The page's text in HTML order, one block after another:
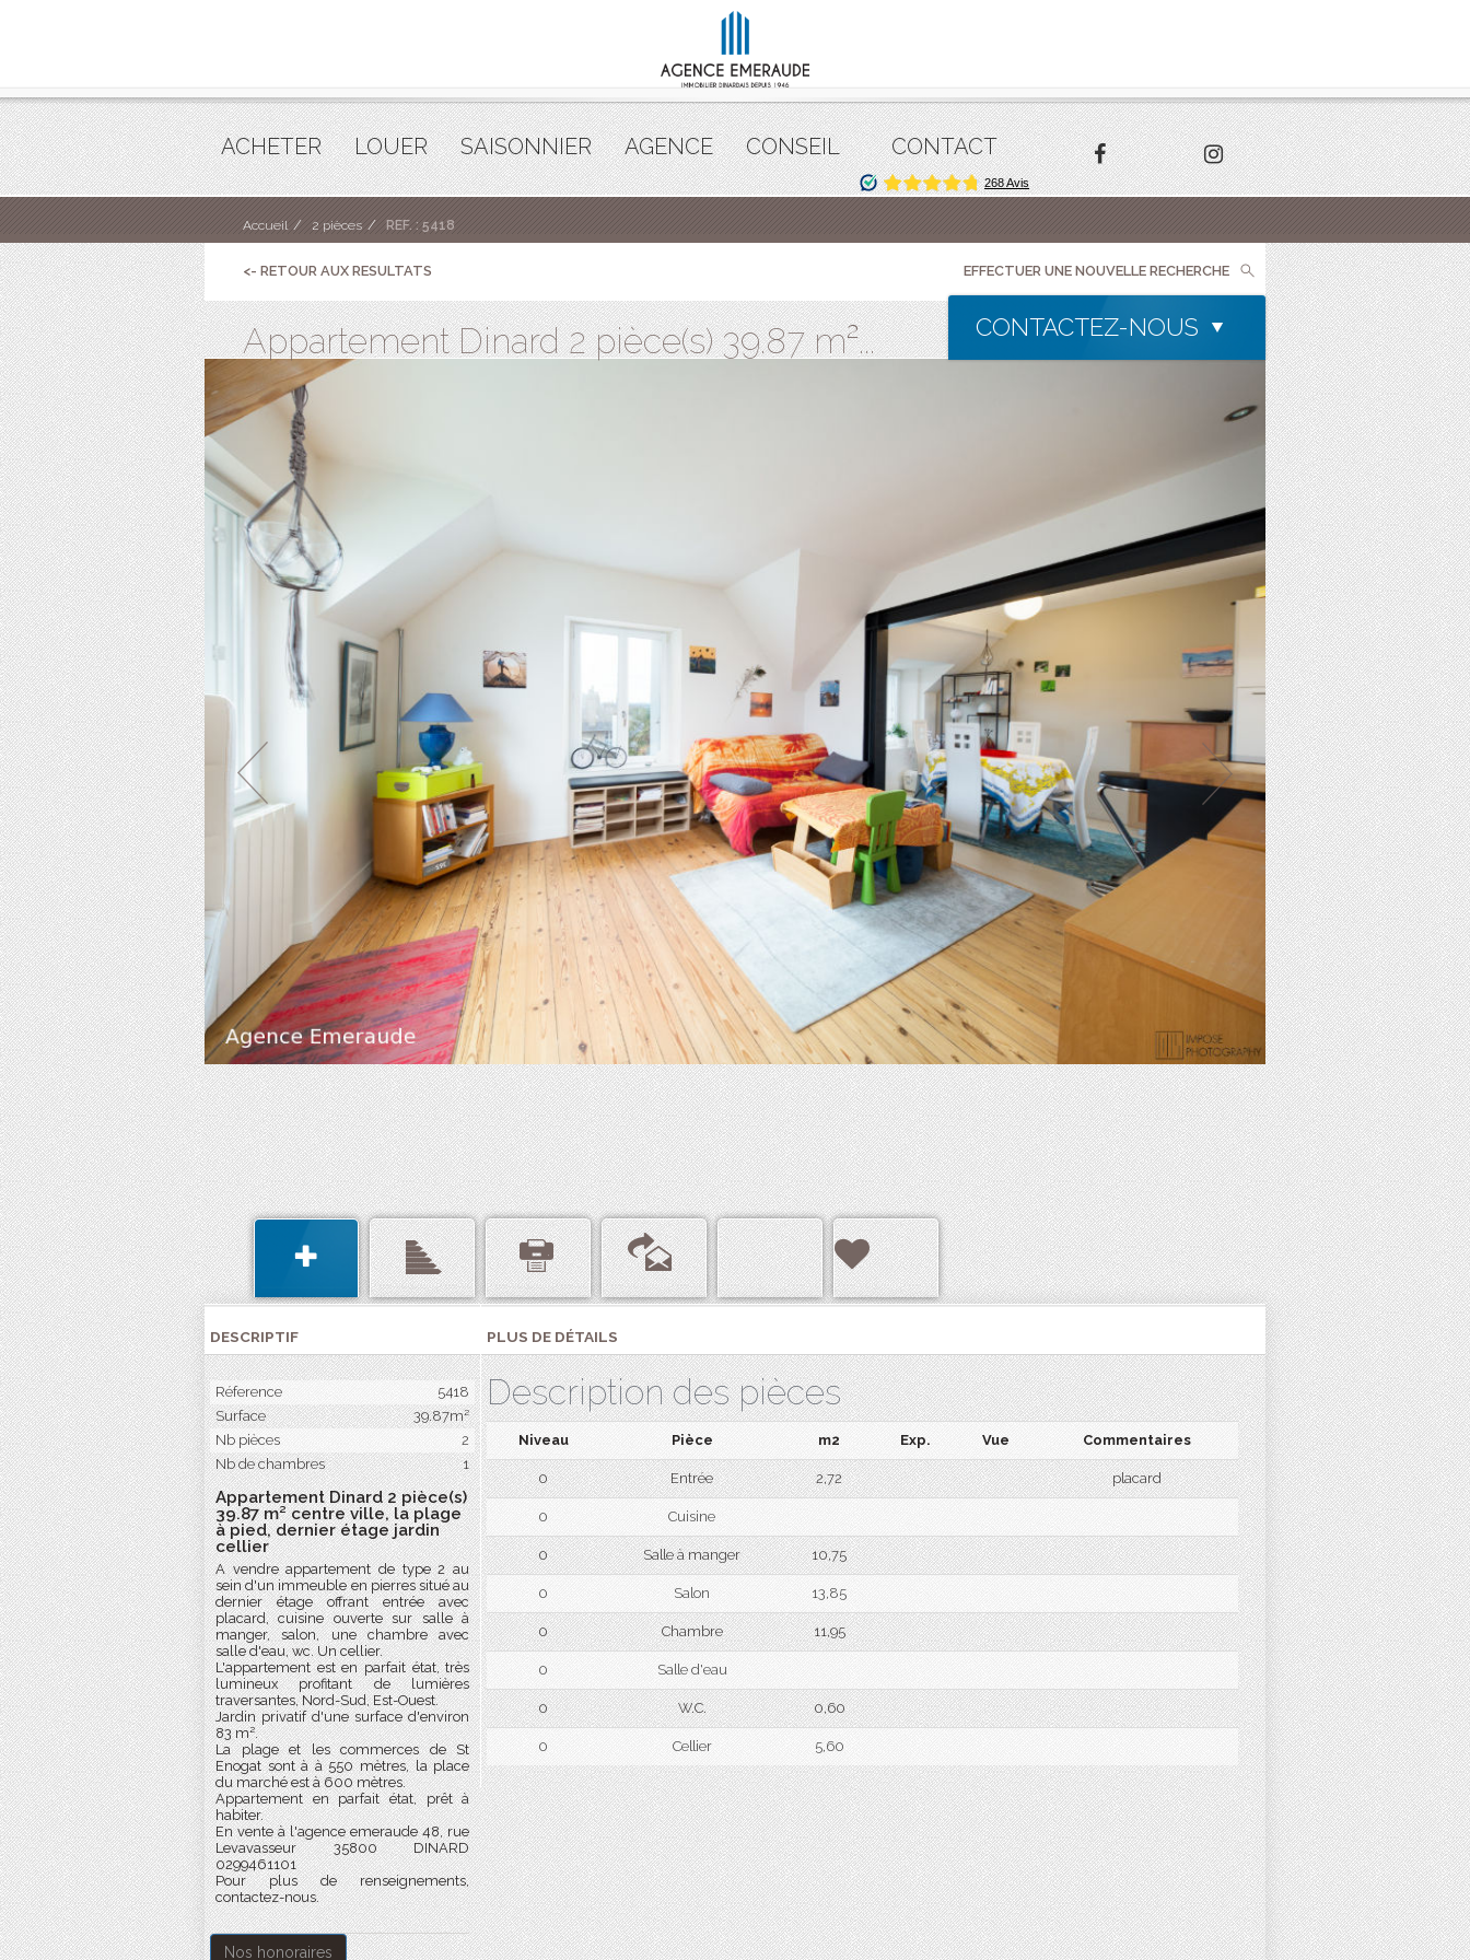
ACHETER LOUER SAISONNIER AGENCE CONSEIL CONTACT
Accueil 2 pièces REF. : 5418
<- RETOUR AUX RESULTATS EFFECTUER UNE NOUVELLE RECHERCHE
Appartement Dinard 2 pièce(s) 39.87 m²... CONTACTEZ-NOUS
DESCRIPTIF
Réference
5418
Surface
39.87m²
Nb pièces
2
Nb de chambres
1
Appartement Dinard 2 pièce(s)
39.87 m² centre ville, la plage
à pied, dernier étage jardin
cellier
A vendre appartement de type 2 au
sein d'un immeuble en pierres situé au
dernier étage offrant entrée avec
placard, cuisine ouverte sur salle à
manger, salon, une chambre avec
salle d'eau, wc. Un cellier.
L'appartement est en parfait état, très
lumineux profitant de lumières
traversantes, Nord-Sud, Est-Ouest.
Jardin privatif d'une surface d'environ
83 m².
La plage et les commerces de St
Enogat sont à à 550 mètres, la place
du marché est à 600 mètres.
Appartement en parfait état, prêt à
habiter.
En vente à l'agence emeraude 48, rue
Levavasseur 35800 DINARD
0299461101
Pour plus de renseignements,
contactez-nous.
Nos honoraires
PLUS DE DÉTAILS
Description des pièces
Niveau Pièce m2 Exp. Vue Commentaires
0 Entrée 2,72 placard
0 Cuisine
0 Salle à manger 10,75
0 Salon 13,85
0 Chambre 11,95
0 Salle d'eau
0 W.C. 0,60
0 Cellier 5,60